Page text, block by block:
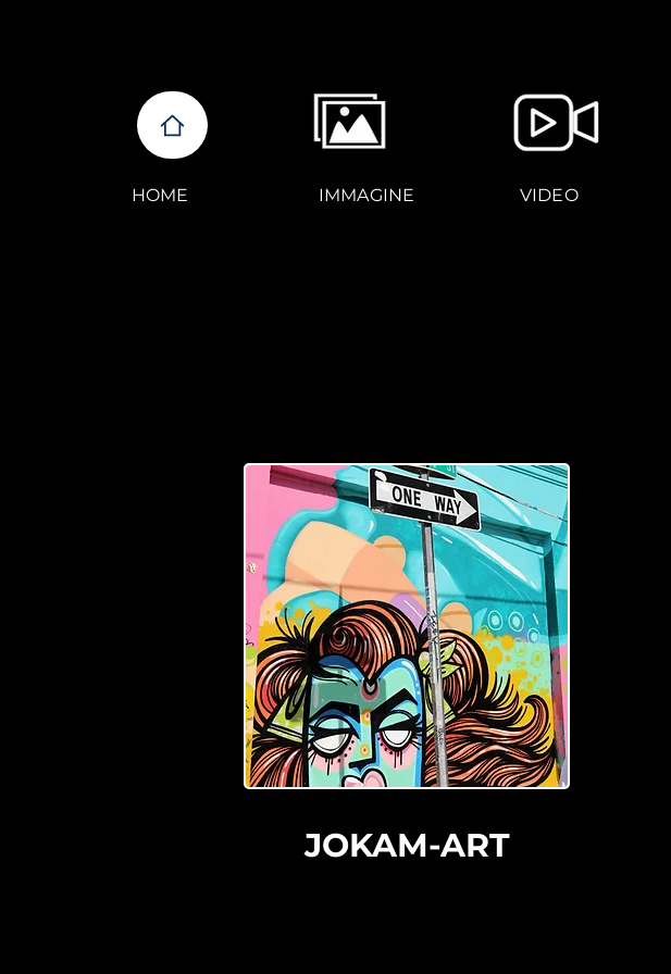
HOME IMMAGINE VIDEO
JOKAM-ART